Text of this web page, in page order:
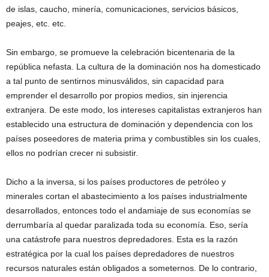
de islas, caucho, minería, comunicaciones, servicios básicos,
peajes, etc. etc.
Sin embargo, se promueve la celebración bicentenaria de la
república nefasta. La cultura de la dominación nos ha domesticado
a tal punto de sentirnos minusválidos, sin capacidad para
emprender el desarrollo por propios medios, sin injerencia
extranjera. De este modo, los intereses capitalistas extranjeros han
establecido una estructura de dominación y dependencia con los
países poseedores de materia prima y combustibles sin los cuales,
ellos no podrían crecer ni subsistir.
Dicho a la inversa, si los países productores de petróleo y
minerales cortan el abastecimiento a los países industrialmente
desarrollados, entonces todo el andamiaje de sus economías se
derrumbaría al quedar paralizada toda su economía. Eso, sería
una catástrofe para nuestros depredadores. Esta es la razón
estratégica por la cual los países depredadores de nuestros
recursos naturales están obligados a someternos. De lo contrario,